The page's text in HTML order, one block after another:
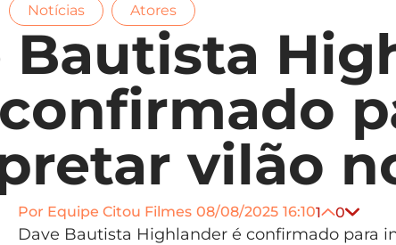
Notícias Atores
Bautista
vilão
Por Equipe Citou Filmes 08/08/2025 16:10 0
1
Dave Bautista Highlander é confirmado para